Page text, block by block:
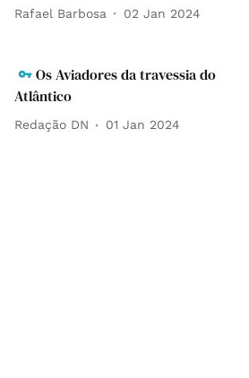
Rafael Barbosa 02 Jan 2024
Os Aviadores da travessia do
Atlântico
Redação DN 01 Jan 2024